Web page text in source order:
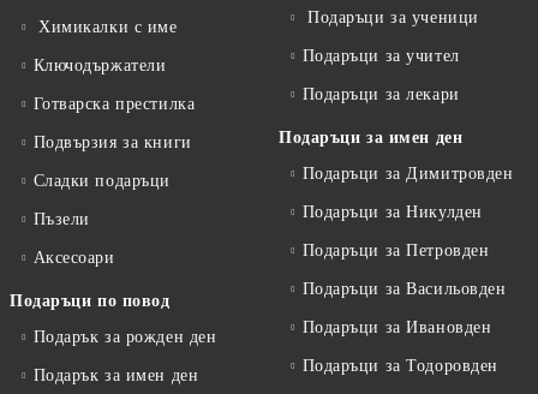
Химикалки с име
Ключодържатели
Готварска престилка
Подвързия за книги
Сладки подаръци
Пъзели
Аксесоари
Подаръци по повод
Подарък за рожден ден
Подарък за имен ден
Подаръци за ученици
Подаръци за учител
Подаръци за лекари
Подаръци за имен ден
Подаръци за Димитровден
Подаръци за Никулден
Подаръци за Петровден
Подаръци за Васильовден
Подаръци за Ивановден
Подаръци за Тодоровден